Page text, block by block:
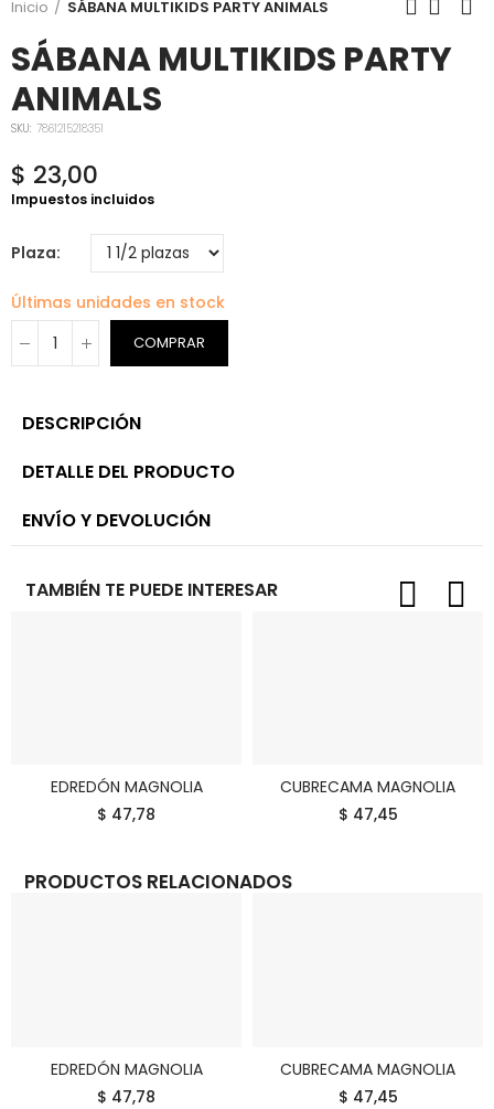
Inicio SÁBANA MULTIKIDS PARTY ANIMALS
SÁBANA MULTIKIDS PARTY
ANIMALS
SKU: 7861215218351
$ 23,00
Impuestos incluidos
Plaza
Últimas unidades en stock
COMPRAR
DESCRIPCIÓN
DETALLE DEL PRODUCTO
ENVÍO Y DEVOLUCIÓN
TAMBIÉN TE PUEDE INTERESAR
COMPRAR
EDREDÓN MAGNOLIA
$ 47,78
COMPRAR
CUBRECAMA MAGNOLIA
$ 47,45
PRODUCTOS RELACIONADOS
COMPRAR
EDREDÓN MAGNOLIA
$ 47,78
COMPRAR
CUBRECAMA MAGNOLIA
$ 47,45